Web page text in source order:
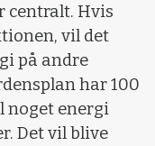
centralt. Hvis
vil det
på andre
har 100
noget energi
Det vil blive